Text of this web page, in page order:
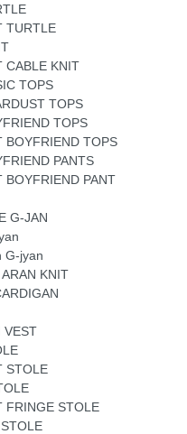
TURTLE
CABLE KNIT
TOPS
TOPS
TOPS
BOYFRIEND TOPS
PANTS
BOYFRIEND PANT
G-JAN
G-jyan
KNIT
VEST
STOLE
FRINGE STOLE